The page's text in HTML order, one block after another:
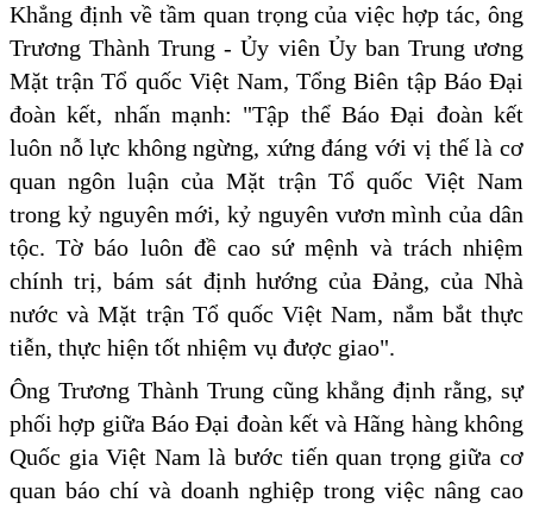
Khẳng định về tầm quan trọng của việc hợp tác, ông
Trương Thành Trung - Ủy viên Ủy ban Trung ương
Mặt trận Tổ quốc Việt Nam, Tổng Biên tập Báo Đại
đoàn kết, nhấn mạnh: "Tập thể Báo Đại đoàn kết
luôn nỗ lực không ngừng, xứng đáng với vị thế là cơ
quan ngôn luận của Mặt trận Tổ quốc Việt Nam
trong kỷ nguyên mới, kỷ nguyên vươn mình của dân
tộc. Tờ báo luôn đề cao sứ mệnh và trách nhiệm
chính trị, bám sát định hướng của Đảng, của Nhà
nước và Mặt trận Tổ quốc Việt Nam, nắm bắt thực
tiễn, thực hiện tốt nhiệm vụ được giao".
Ông Trương Thành Trung cũng khẳng định rằng, sự
phối hợp giữa Báo Đại đoàn kết và Hãng hàng không
Quốc gia Việt Nam là bước tiến quan trọng giữa cơ
quan báo chí và doanh nghiệp trong việc nâng cao